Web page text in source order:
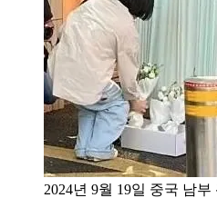
2024년 9월 19일 중국 남